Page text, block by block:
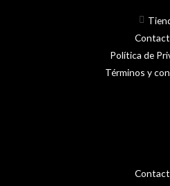
Política de
Términos y